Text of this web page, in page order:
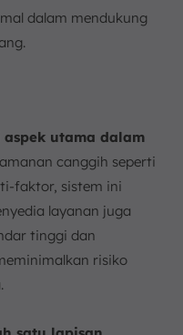
dalam mendukung
utama dalam
canggih seperti
faktor, sistem ini
layanan juga
tinggi dan
risiko